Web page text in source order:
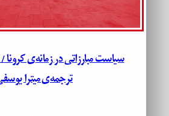
سیاست مبارزاتی در زمانه‌ی کرونا
ترجمه‌ی میترا